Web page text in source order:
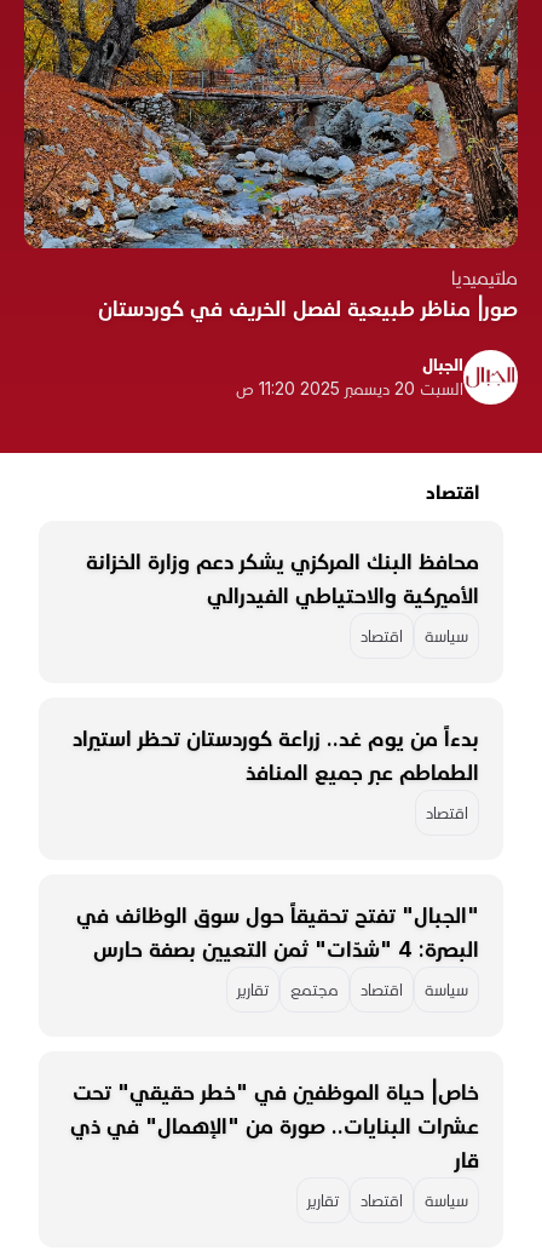
ملتيميديا
صور| مناظر طبيعية لفصل الخريف في كوردستان
الجبال
السبت 20 ديسمبر 2025 11:20 ص
اقتصاد
محافظ البنك المركزي يشكر دعم وزارة الخزانة
الأميركية والاحتياطي الفيدرالي
سياسة اقتصاد
بدءاً من يوم غد.. زراعة كوردستان تحظر استيراد
الطماطم عبر جميع المنافذ
اقتصاد
"الجبال" تفتح تحقيقاً حول سوق الوظائف في
البصرة: 4 "شدّات" ثمن التعيين بصفة حارس
سياسة اقتصاد مجتمع تقارير
خاص| حياة الموظفين في "خطر حقيقي" تحت
عشرات البنايات.. صورة من "الإهمال" في ذي
قار
سياسة اقتصاد تقارير